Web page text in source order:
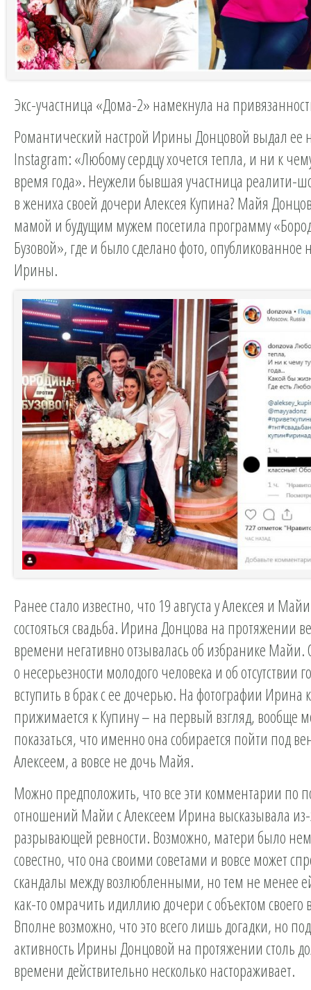
Экс-участница «Дома-2» намекнула на
Романтический настрой Ирины Донцовой выдал ее
Instagram: «Любому сердцу хочется тепла, и ни к чему
время года». Неужели бывшая участница реалити-
в жениха своей дочери Алексея Купина? Майя
мамой и будущим мужем посетила программу
Бузовой», где и было сделано фото, опубликованное
Ирины.
Ранее стало известно, что 19 августа у Алексея и
состояться свадьба. Ирина Донцова на протяжении
времени негативно отзывалась об избранике Майи.
о несерьезности молодого человека и об отсутствии
вступить в брак с ее дочерью. На фотографии Ирина
прижимается к Купину – на первый взгляд, вообще
показаться, что именно она собирается пойти под
Алексеем, а вовсе не дочь Майя.
Можно предположить, что все эти комментарии по
отношений Майи с Алексеем Ирина высказывала из-
разрывающей ревности. Возможно, матери было
совестно, что она своими советами и вовсе может
скандалы между возлюбленными, но тем не менее
как-то омрачить идиллию дочери с объектом своего
Вполне возможно, что это всего лишь догадки, но
активность Ирины Донцовой на протяжении столь
времени действительно несколько настораживает.